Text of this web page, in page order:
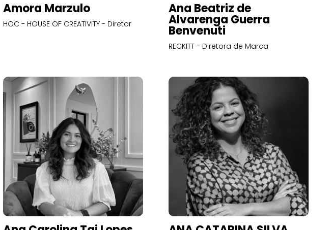
Amora Marzulo
HOC - HOUSE OF CREATIVITY - Diretor
Ana Beatriz de
Alvarenga Guerra
Benvenuti
RECKITT - Diretora de Marca